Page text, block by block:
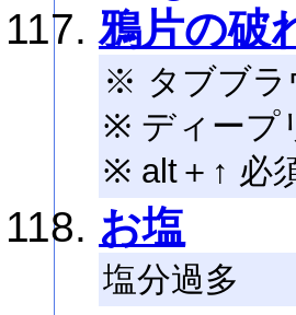
鴉片の破
※ タブブラ
※ ディープ
※ alt＋↑ 必
お塩
塩分過多